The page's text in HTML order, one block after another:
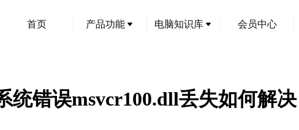
首页 产品功能 电脑知识库 会员中心
统错误msvcr100.dll丢失如何解决